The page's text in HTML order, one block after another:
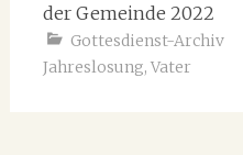
der Gemeinde 2022
Gottesdienst-Archiv
Jahreslosung, Vater